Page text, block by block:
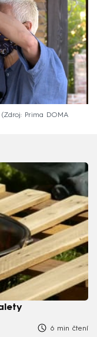
Zdroj: Prima DOMA
6 min čtení